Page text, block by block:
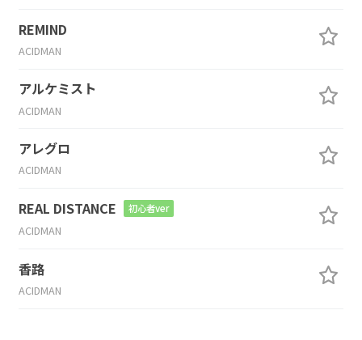
REMIND
ACIDMAN
アルケミスト
ACIDMAN
アレグロ
ACIDMAN
REAL DISTANCE 初心者ver
ACIDMAN
香路
ACIDMAN